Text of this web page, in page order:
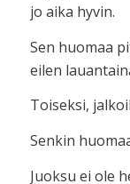
jo aika hyvin.
Sen huomaa
eilen
Toiseksi,
Senkin
Juoksu ei ole